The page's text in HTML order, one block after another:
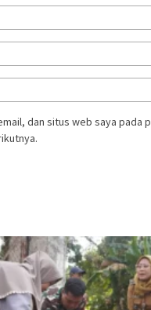
dan situs web saya pada